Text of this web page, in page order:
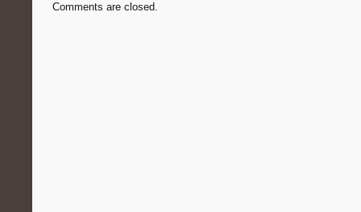
Comments are closed.